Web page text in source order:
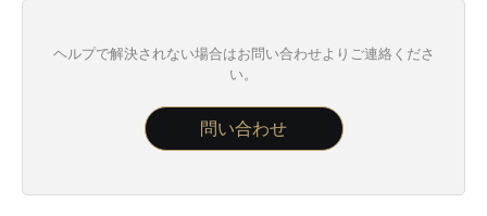
ヘルプで解決されない場合はお問い合わせよりご連絡くださ
い。
問い合わせ